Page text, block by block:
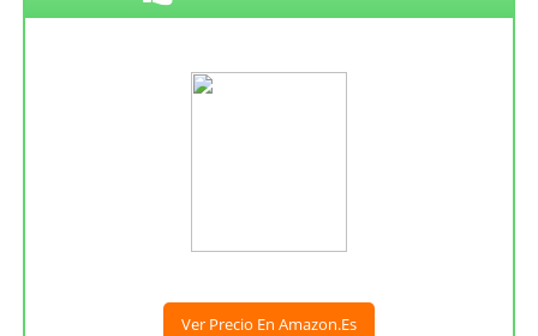
Ver Precio En Amazon.es